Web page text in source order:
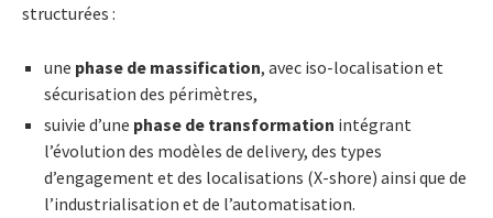
structurées :
une phase de massification, avec iso-localisation et
sécurisation des périmètres,
suivie d’une phase de transformation intégrant
l’évolution des modèles de delivery, des types
d’engagement et des localisations (X-shore) ainsi que de
l’industrialisation et de l’automatisation.